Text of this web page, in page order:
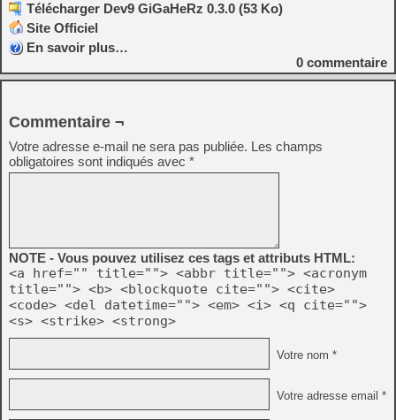
Télécharger Dev9 GiGaHeRz 0.3.0 (53 Ko)
Site Officiel
En savoir plus…
0 commentaire
Commentaire ¬
Votre adresse e-mail ne sera pas publiée. Les champs
obligatoires sont indiqués avec *
NOTE - Vous pouvez utilisez ces tags et attributs HTML:
<a href="" title=""> <abbr title=""> <acronym
title=""> <b> <blockquote cite=""> <cite>
<code> <del datetime=""> <em> <i> <q cite="">
<s> <strike> <strong>
Votre nom *
Votre adresse email *